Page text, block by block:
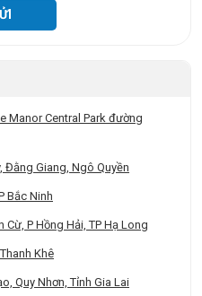
Manor Central Park đường
Đằng Giang, Ngô Quyền
Bắc Ninh
Cừ, P Hồng Hải, TP Hạ Long
Khê
Quy Nhơn, Tỉnh Gia Lai